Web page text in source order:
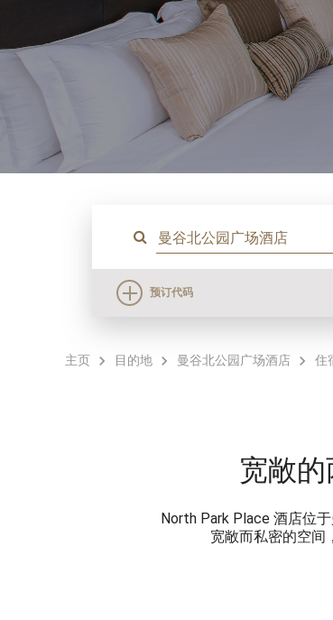
预订代码
主页 目的地 曼谷北公园广场酒店 住
宽敞
North Park Place 酒店位
宽敞而私密的空间